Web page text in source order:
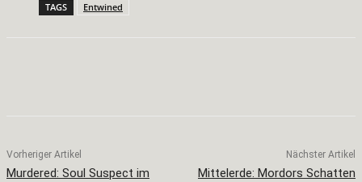
TAGS Entwined
Vorheriger Artikel
Murdered: Soul Suspect im
Nächster Artikel
Mittelerde: Mordors Schatten